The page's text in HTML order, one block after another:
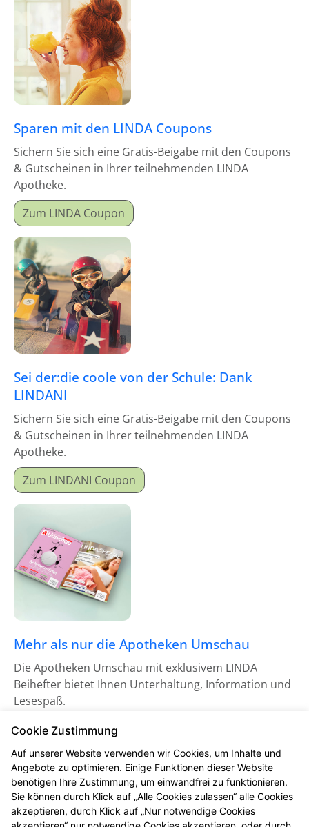
Sparen mit den LINDA Coupons
Sichern Sie sich eine Gratis-Beigabe mit den Coupons
& Gutscheinen in Ihrer teilnehmenden LINDA
Apotheke.
Zum LINDA Coupon
Sei der:die coole von der Schule: Dank
LINDANI
Sichern Sie sich eine Gratis-Beigabe mit den Coupons
& Gutscheinen in Ihrer teilnehmenden LINDA
Apotheke.
Zum LINDANI Coupon
Mehr als nur die Apotheken Umschau
Die Apotheken Umschau mit exklusivem LINDA
Beihefter bietet Ihnen Unterhaltung, Information und
Lesespaß.
Zu den LINDA Medien
Cookie Zustimmung
Auf unserer Website verwenden wir Cookies, um Inhalte und
Angebote zu optimieren. Einige Funktionen dieser Website
benötigen Ihre Zustimmung, um einwandfrei zu funktionieren.
Sie können durch Klick auf „Alle Cookies zulassen“ alle Cookies
akzeptieren, durch Klick auf „Nur notwendige Cookies